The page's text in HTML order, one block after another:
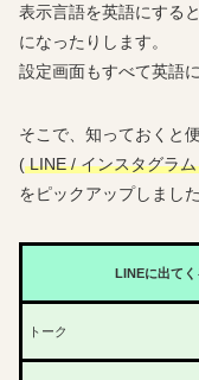
表示言語を英語にする
になったりします。
設定画面もすべて英語
そこで、知っておくと
(LINE / インスタグラ
をピックアップしまし
LINEに出て
トーク